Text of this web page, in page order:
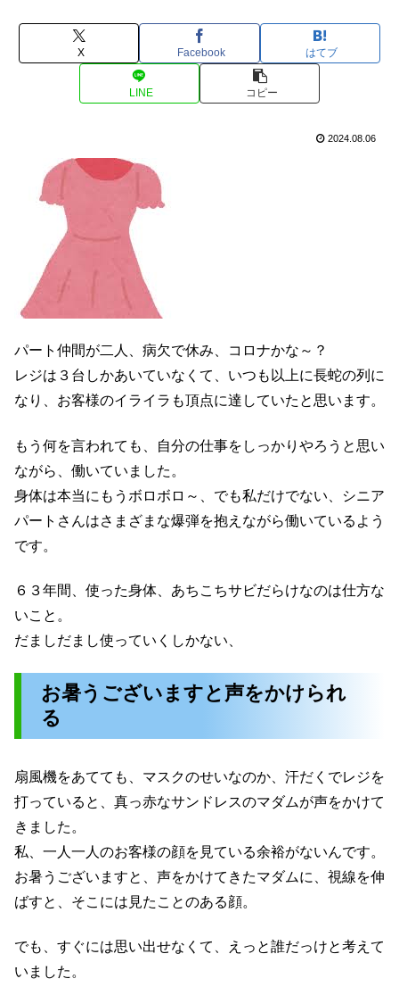
X Facebook はてブ
LINE コピー
2024.08.06
パート仲間が二人、病欠で休み、コロナかな～？
レジは３台しかあいていなくて、いつも以上に長蛇の列に
なり、お客様のイライラも頂点に達していたと思います。
もう何を言われても、自分の仕事をしっかりやろうと思い
ながら、働いていました。
身体は本当にもうボロボロ～、でも私だけでない、シニア
パートさんはさまざまな爆弾を抱えながら働いているよう
です。
６３年間、使った身体、あちこちサビだらけなのは仕方な
いこと。
だましだまし使っていくしかない、
お暑うございますと声をかけられ
る
扇風機をあてても、マスクのせいなのか、汗だくでレジを
打っていると、真っ赤なサンドレスのマダムが声をかけて
きました。
私、一人一人のお客様の顔を見ている余裕がないんです。
お暑うございますと、声をかけてきたマダムに、視線を伸
ばすと、そこには見たことのある顔。
でも、すぐには思い出せなくて、えっと誰だっけと考えて
いました。